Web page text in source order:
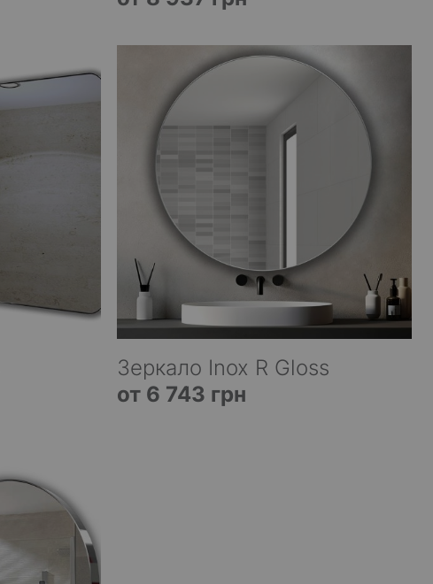
Зеркало Inox R Gloss
от 6 743 грн